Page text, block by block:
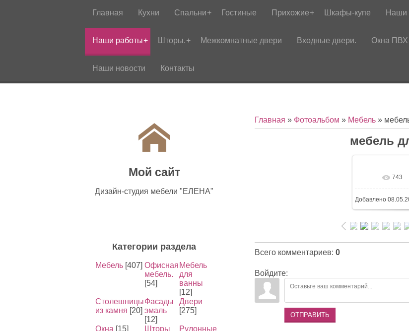
Главная Кухни Спальни Гостиные Прихожие Шкафы-купе Наши
Наши работы Шторы. Межкомнатные двери Входные двери. Окна ПВХ
Наши новости Контакты
Мой сайт
Дизайн-студия мебели "ЕЛЕНА"
Главная » Фотоальбом » Мебель»
мебель
743
Добавлено
Всего комментариев: 0
Войдите:
ОТПРАВИТЬ
Категории раздела
Мебель [407] Офисная
мебель.
[54]
Мебель
для
ванны
[12]
Столешницы
из камня [20]
Фасады
эмаль
[12]
Двери
[275]
Окна [15]
Шторы
Рулонные